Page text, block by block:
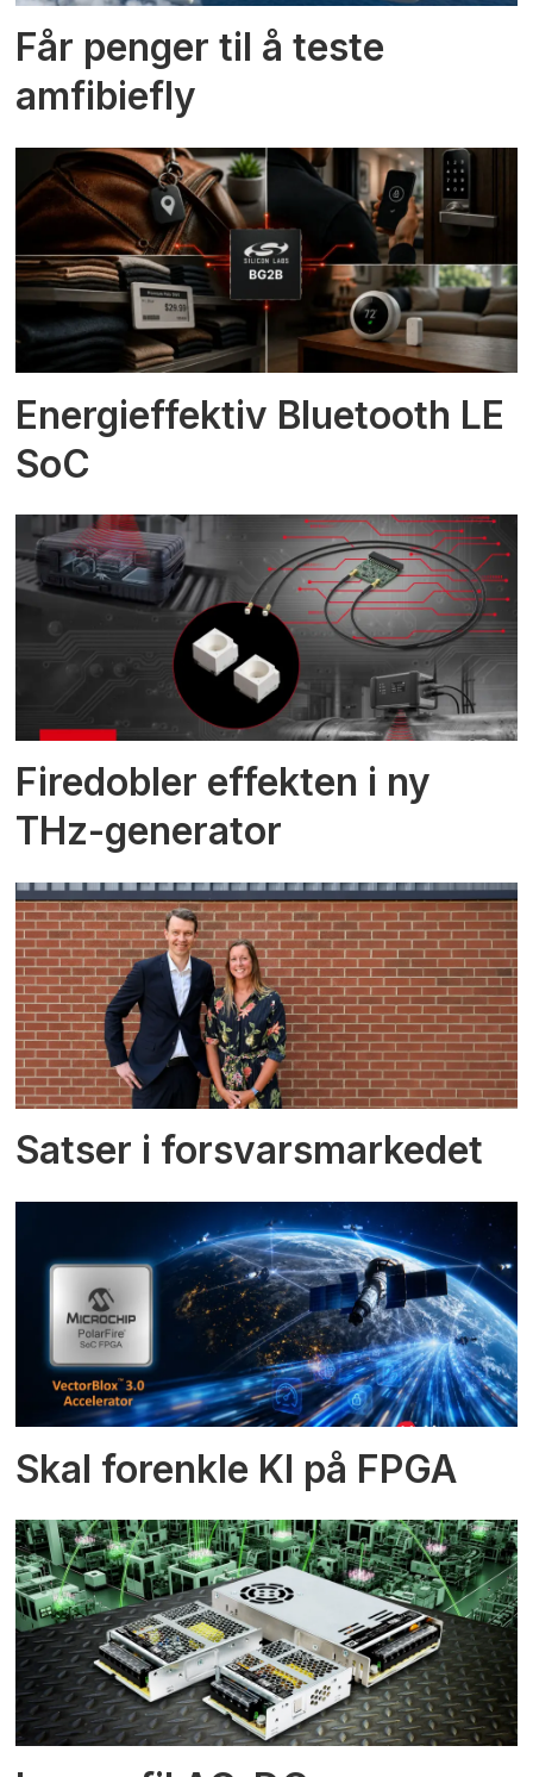
Får penger til å teste
amfibiefly
Energieffektiv Bluetooth LE
SoC
Firedobler effekten i ny
THz-generator
Satser i forsvarsmarkedet
Skal forenkle KI på FPGA